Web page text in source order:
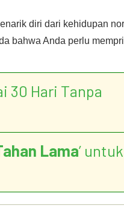
diri dari kehidupan
bahwa Anda perlu
30 Hari Tanpa
Lama’ untuk